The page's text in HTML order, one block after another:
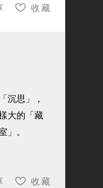
收藏
沉思」，
大的「藏
。
收藏